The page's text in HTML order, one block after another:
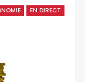
EN DIRECT